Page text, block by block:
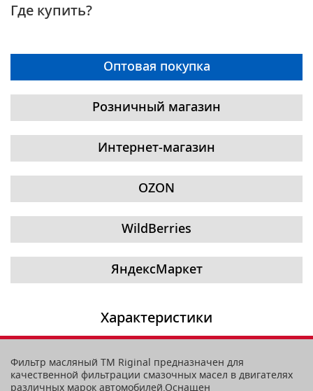
Где купить?
Оптовая покупка
Розничный магазин
Интернет-магазин
OZON
WildBerries
ЯндексМаркет
Характеристики
Фильтр масляный ТМ Riginal предназначен для
качественной фильтрации смазочных масел в двигателях
различных марок автомобилей.Оснащен